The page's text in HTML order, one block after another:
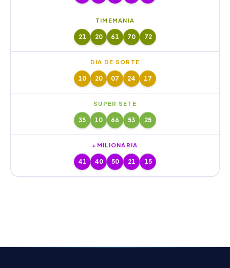
TIMEMANIA
21 20 61 70 72
DIA DE SORTE
10 20 07 24 17
SUPER SETE
35 10 66 53 25
+MILIONÁRIA
41 40 50 21 15